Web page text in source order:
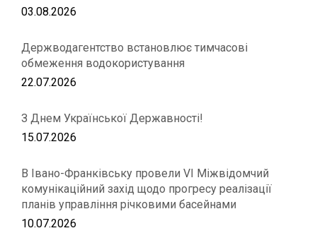
03.08.2026
Держводагентство встановлює тимчасові
обмеження водокористування
22.07.2026
З Днем Української Державності!
15.07.2026
В Івано-Франківську провели VІ Міжвідомчий
комунікаційний захід щодо прогресу реалізації
планів управління річковими басейнами
10.07.2026